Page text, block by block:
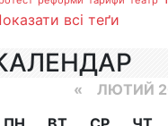
всі теґи
« ЛЮТИЙ